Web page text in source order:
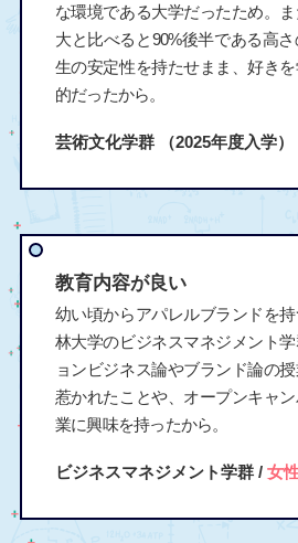
な環境である大学だったため。
大と比べると90%後半である高
生の安定性を持たせまま、好き
的だったから。
芸術文化学群 （2025年度入学）
教育内容が良い
幼い頃からアパレルブランドを
林大学のビジネスマネジメント
ョンビジネス論やブランド論の
惹かれたことや、オープンキャ
業に興味を持ったから。
ビジネスマネジメント学群 / 女